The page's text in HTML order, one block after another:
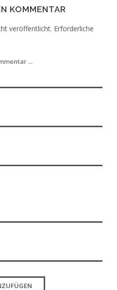
KOMMENTAR
veröffentlicht. Erforderliche